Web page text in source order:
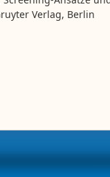
Verlag, Berlin